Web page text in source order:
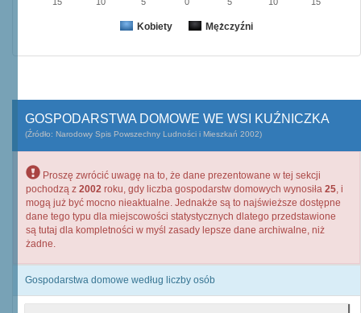
Kobiety Mężczyźni
GOSPODARSTWA DOMOWE WE WSI KUŹNICZKA
(Źródło: Narodowy Spis Powszechny Ludności i Mieszkań 2002)
Proszę zwrócić uwagę na to, że dane prezentowane w tej sekcji
pochodzą z 2002 roku, gdy liczba gospodarstw domowych wynosiła 25, i
mogą już być mocno nieaktualne. Jednakże są to najświeższe dostępne
dane tego typu dla miejscowości statystycznych dlatego przedstawione
są tutaj dla kompletności w myśl zasady lepsze dane archiwalne, niż
żadne.
Gospodarstwa domowe według liczby osób